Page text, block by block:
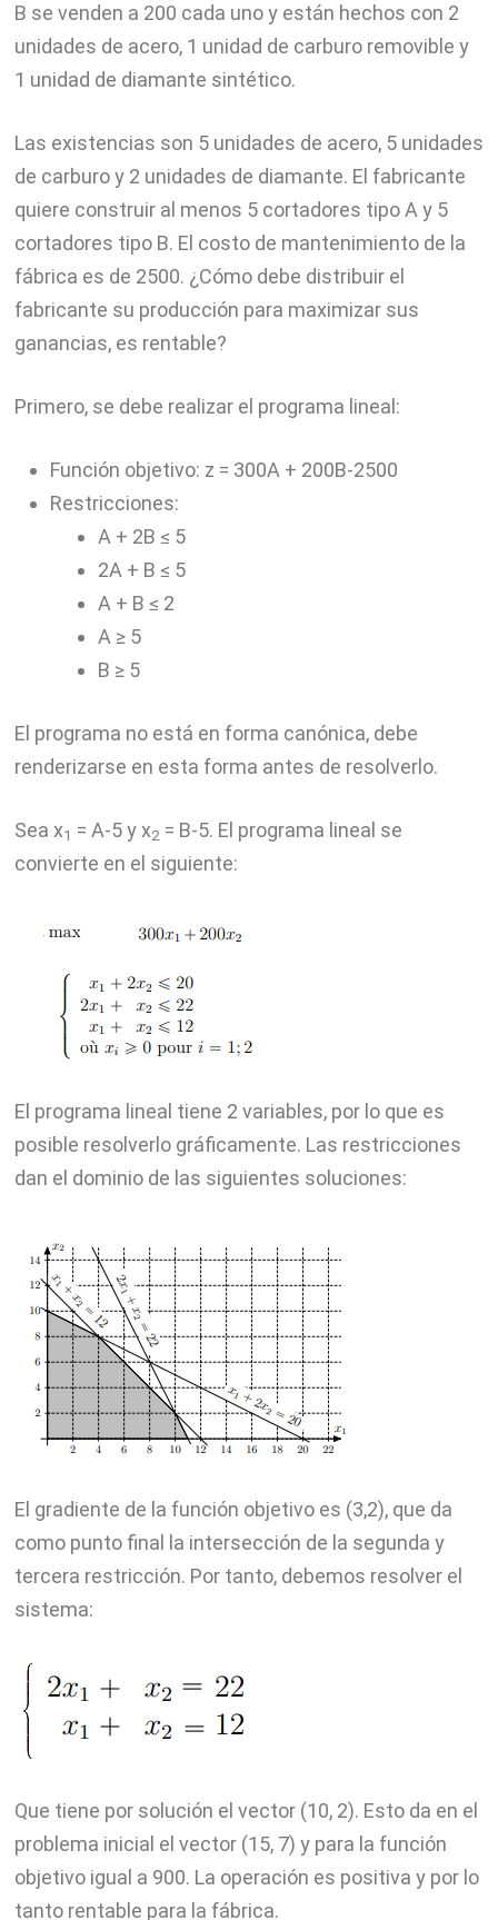
B se venden a 200 cada uno y están hechos con 2
unidades de acero, 1 unidad de carburo removible y
1 unidad de diamante sintético.
Las existencias son 5 unidades de acero, 5 unidades
de carburo y 2 unidades de diamante. El fabricante
quiere construir al menos 5 cortadores tipo A y 5
cortadores tipo B. El costo de mantenimiento de la
fábrica es de 2500. ¿Cómo debe distribuir el
fabricante su producción para maximizar sus
ganancias, es rentable?
Primero, se debe realizar el programa lineal:
Función objetivo: z = 300A + 200B-2500
Restricciones:
A + 2B ≤ 5
2A + B ≤ 5
A + B ≤ 2
A ≥ 5
B ≥ 5
El programa no está en forma canónica, debe
renderizarse en esta forma antes de resolverlo.
Sea x1 = A-5 y x2 = B-5. El programa lineal se
convierte en el siguiente:
El programa lineal tiene 2 variables, por lo que es
posible resolverlo gráficamente. Las restricciones
dan el dominio de las siguientes soluciones:
El gradiente de la función objetivo es (3,2), que da
como punto final la intersección de la segunda y
tercera restricción. Por tanto, debemos resolver el
sistema:
Que tiene por solución el vector (10, 2). Esto da en el
problema inicial el vector (15, 7) y para la función
objetivo igual a 900. La operación es positiva y por lo
tanto rentable para la fábrica.